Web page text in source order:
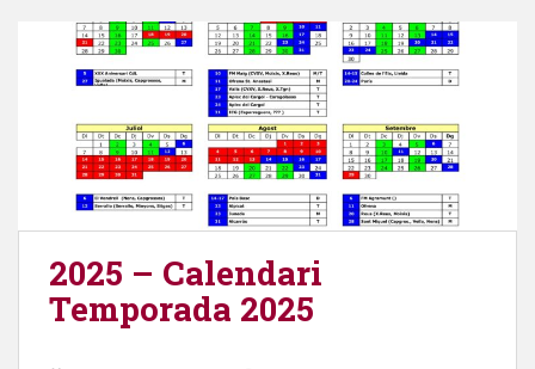
2025 – Calendari
Temporada 2025